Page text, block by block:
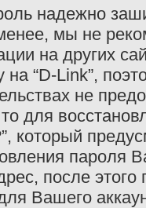
надежно
мы не
на других
на “D-Link”,
не
для
который
пароля
после
Вашего